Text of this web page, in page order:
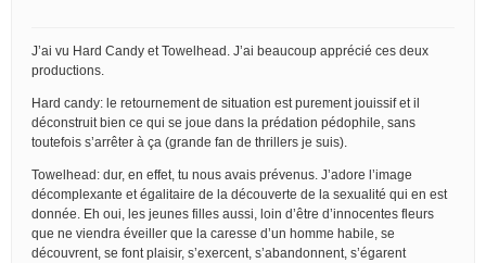
J’ai vu Hard Candy et Towelhead. J’ai beaucoup apprécié ces deux
productions.
Hard candy: le retournement de situation est purement jouissif et il
déconstruit bien ce qui se joue dans la prédation pédophile, sans
toutefois s’arrêter à ça (grande fan de thrillers je suis).
Towelhead: dur, en effet, tu nous avais prévenus. J’adore l’image
décomplexante et égalitaire de la découverte de la sexualité qui en est
donnée. Eh oui, les jeunes filles aussi, loin d’être d’innocentes fleurs
que ne viendra éveiller que la caresse d’un homme habile, se
découvrent, se font plaisir, s’exercent, s’abandonnent, s’égarent